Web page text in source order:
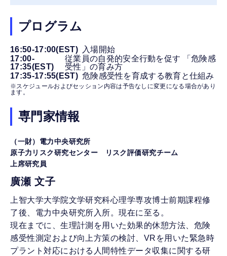
プログラム
16:50-17:00(EST)
入場開始
17:00-
17:35(EST)
従業員の自発的安全行動を促す 「危険感
受性」の育み方
17:35-17:55(EST) 危険感受性を育成する教育と仕組み
※スケジュールおよびセッション内容は予告なしに変更になる場合があり
ます。
専門家情報
（一財）電力中央研究所
原子力リスク研究センター リスク評価研究チーム
上席研究員
廣瀬 文子
上智大学大学院文学研究科心理学専攻博士前期課程修
了後、電力中央研究所入所。現在に至る。
現在までに、生理計測を用いた効果的休憩方法、危険
感受性測定および向上方策の検討、VRを用いた緊急時
プラント対応における人間特性データ収集に関する研